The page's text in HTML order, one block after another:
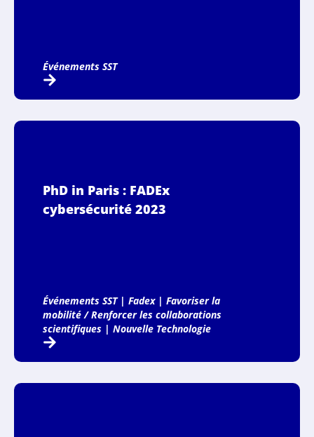
Événements SST
PhD in Paris : FADEx
cybersécurité 2023
Événements SST| Fadex| Favoriser la
mobilité / Renforcer les collaborations
scientifiques| Nouvelle Technologie